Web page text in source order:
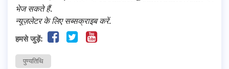
भेज सकते हैं.
न्यूज़लेटर के लिए सब्सक्राइब करें.
हमसे जुड़ें:
पुण्यतिथि